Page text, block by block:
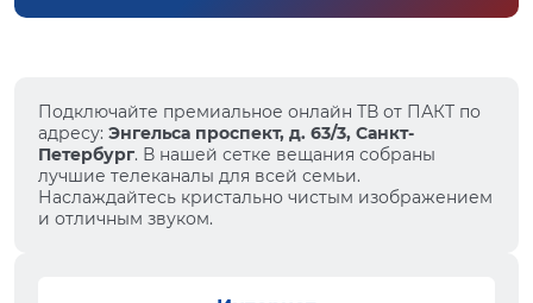
Подключайте премиальное онлайн ТВ от ПАКТ по
адресу: Энгельса проспект, д. 63/3, Санкт-
Петербург. В нашей сетке вещания собраны
лучшие телеканалы для всей семьи.
Наслаждайтесь кристально чистым изображением
и отличным звуком.